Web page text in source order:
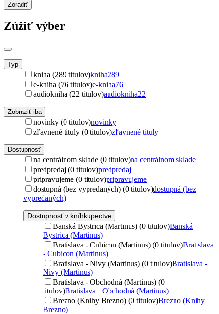
Zoradiť
Zúžiť výber
Typ
kniha (289 titulov)kniha289
e-kniha (76 titulov)e-kniha76
audiokniha (22 titulov)audiokniha22
Zobraziť iba
novinky (0 titulov)novinky
zľavnené tituly (0 titulov)zľavnené tituly
Dostupnosť
na centrálnom sklade (0 titulov)na centrálnom sklade
predpredaj (0 titulov)predpredaj
pripravujeme (0 titulov)pripravujeme
dostupná (bez vypredaných) (0 titulov)dostupná (bez
vypredaných)
Dostupnosť v kníhkupectve
Banská Bystrica (Martinus) (0 titulov)Banská
Bystrica (Martinus)
Bratislava - Cubicon (Martinus) (0 titulov)Bratislava
- Cubicon (Martinus)
Bratislava - Nivy (Martinus) (0 titulov)Bratislava -
Nivy (Martinus)
Bratislava - Obchodná (Martinus) (0
titulov)Bratislava - Obchodná (Martinus)
Brezno (Knihy Brezno) (0 titulov)Brezno (Knihy
Brezno)